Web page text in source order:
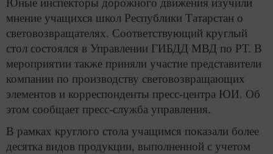
Юные инспекторы дорожного движения изучили
мнение учащихся школ Республики Татарстан о
световозвращателях. Соответствующий круглый
стол состоялся в Управлении ГИБДД МВД по РТ. В
мероприятии также приняли участие представители
компании по производству световозвращающих
элементов и корреспонденты пресс-центра ЮИ. Об
этом сообщает пресс-служба управления.
В рамках круглого стола учащимся показали более
десятка видов продукции, выполненной с учетом